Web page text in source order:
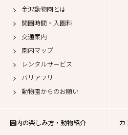
金沢動物園とは
開園時間・入園料
交通案内
園内マップ
レンタルサービス
バリアフリー
動物園からのお願い
園内の楽しみ方・動物紹介
カ